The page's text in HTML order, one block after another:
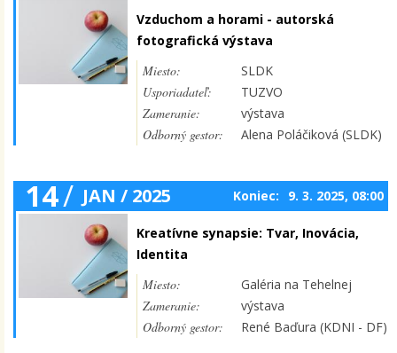
Vzduchom a horami - autorská
fotografická výstava
Miesto:
SLDK
Usporiadateľ:
TUZVO
Zameranie:
výstava
Odborný gestor:
Alena Poláčiková (SLDK)
14/ JAN / 2025 Koniec: 9. 3. 2025, 08:00
Kreatívne synapsie: Tvar, Inovácia,
Identita
Miesto:
Galéria na Tehelnej
Zameranie:
výstava
Odborný gestor:
René Baďura (KDNI - DF)